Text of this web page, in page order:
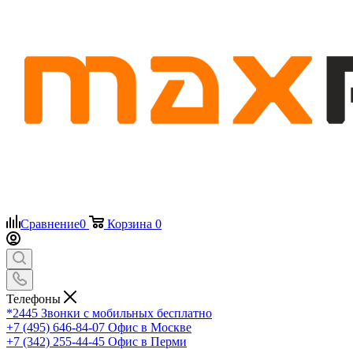
Сравнение0 Корзина 0
Телефоны
*2445 Звонки с мобильных бесплатно
+7 (495) 646-84-07 Офис в Москве
+7 (342) 255-44-45 Офис в Перми